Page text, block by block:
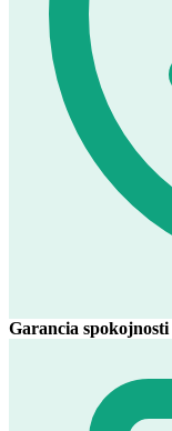
Garancia spokojnosti